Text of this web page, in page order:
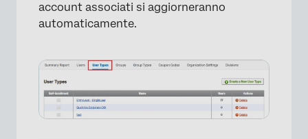
account associati si aggiorneranno
automaticamente.